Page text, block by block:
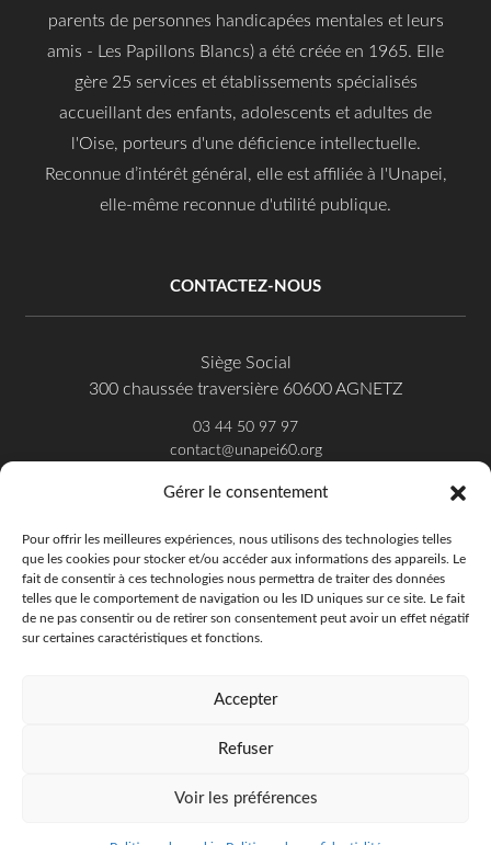
Gérer le consentement
Pour offrir les meilleures expériences, nous utilisons des technologies telles
que les cookies pour stocker et/ou accéder aux informations des appareils. Le
fait de consentir à ces technologies nous permettra de traiter des données
telles que le comportement de navigation ou les ID uniques sur ce site. Le fait
de ne pas consentir ou de retirer son consentement peut avoir un effet négatif
sur certaines caractéristiques et fonctions.
Accepter
Refuser
Voir les préférences
parents de personnes handicapées mentales et leurs
amis - Les Papillons Blancs) a été créée en 1965. Elle
gère 25 services et établissements spécialisés
accueillant des enfants, adolescents et adultes de
l'Oise, porteurs d'une déficience intellectuelle.
Reconnue d’intérêt général, elle est affiliée à l'Unapei,
elle-même reconnue d'utilité publique.
CONTACTEZ-NOUS
Siège Social
300 chaussée traversière 60600 AGNETZ
03 44 50 97 97
contact@unapei60.org
Unapei de l'Oise - 2018
Offres d'emploi